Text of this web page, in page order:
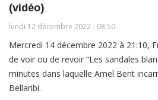
(vidéo)
lundi 12 décembre 2022 - 08:50
Mercredi 14 décembre 2022 à 21:10,
de voir ou de revoir “Les sandales
minutes dans laquelle Amel Bent
Bellaribi.